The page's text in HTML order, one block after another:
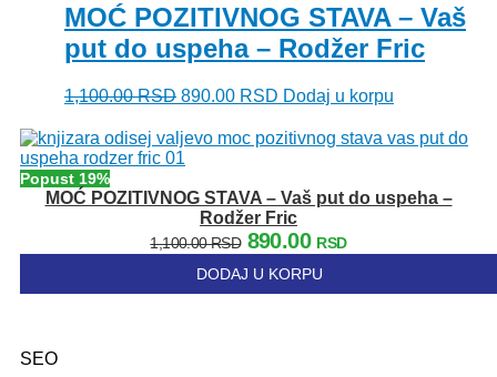
MOĆ POZITIVNOG STAVA – Vaš
put do uspeha – Rodžer Fric
1,100.00RSD Originalna
je
bila:
890.00 RSD Trenutna
je:
Dodaj u korpu
Popust 19%
MOĆ POZITIVNOG STAVA – Vaš put do uspeha –
Rodžer Fric
1,100.00RSD Originalna
cena
je
890.00 RSDTrenutna
je:
DODAJ U KORPU
SEO